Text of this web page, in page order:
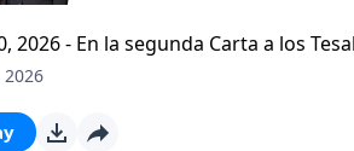
2026 - En la segunda Carta a los
firmes y aferrados a las
que comenzamos hace un par
2026